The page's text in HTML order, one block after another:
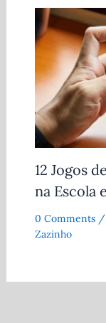
12 Jogos
na Escola
0 Comments /
Zazinho